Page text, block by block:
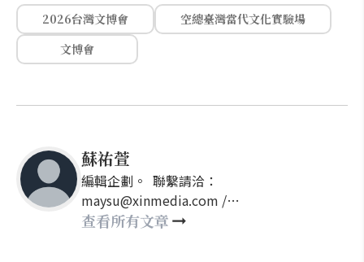
2026台灣文博會
空總臺灣當代文化實驗場
文博會
蘇祐萱
編輯企劃。 聯繫請洽：
maysu@xinmedia.com /
may860527@gmail.com
查看所有文章